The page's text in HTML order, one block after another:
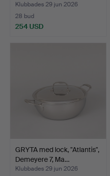
Klubbades 29 jun 2026
28 bud
254 USD
GRYTA med lock, "Atlantis",
Demeyere 7, Ma…
Klubbades 29 jun 2026